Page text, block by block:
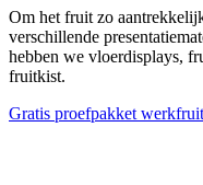
Om het fruit zo
verschillende
hebben we vloerdisplays,
fruitkist.
Gratis proefpakket werkfruit